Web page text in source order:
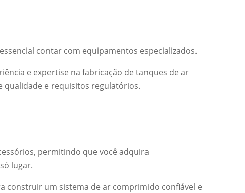
contar com equipamentos especializados.
e expertise na fabricação de tanques de ar
qualidade e requisitos regulatórios.
permitindo que você adquira
lugar.
construir um sistema de ar comprimido confiável e